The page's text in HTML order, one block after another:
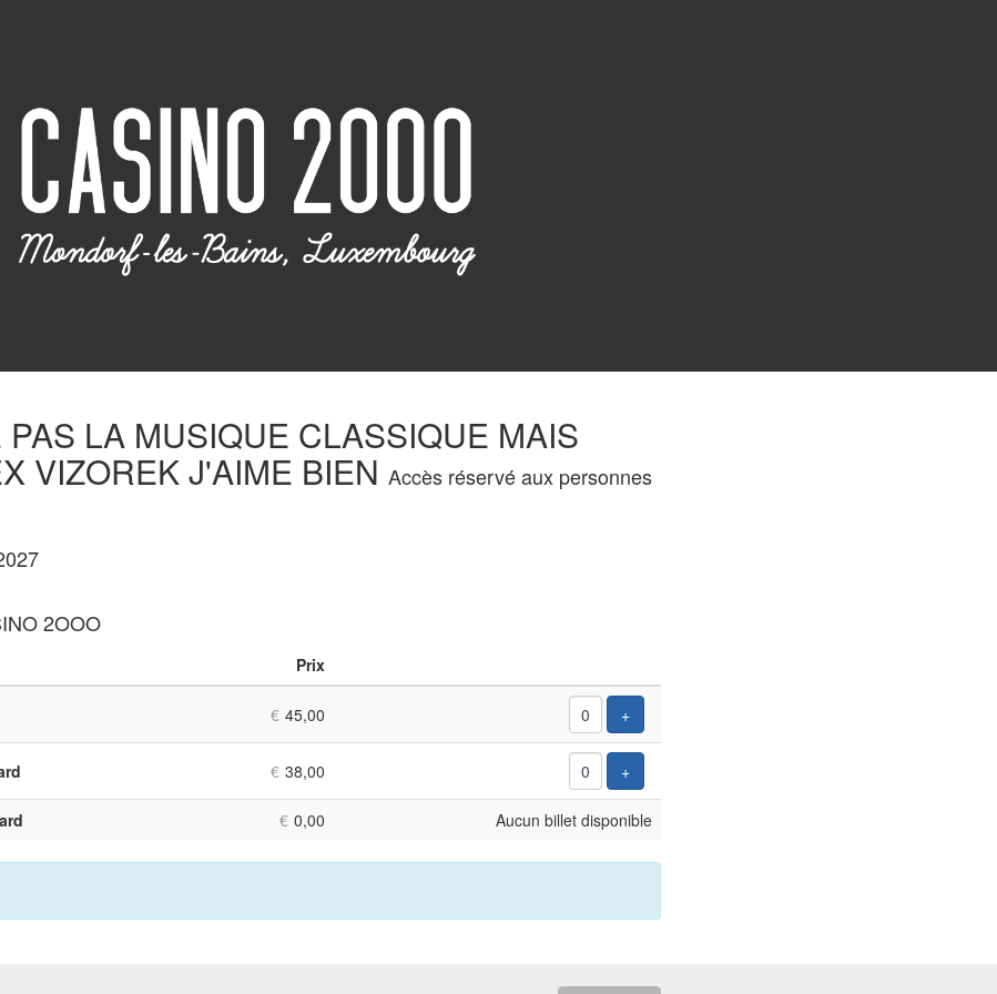
LA MUSIQUE CLASSIQUE MAIS
VIZOREK J'AIME BIEN Accès réservé aux personnes
2OOO
Prix
€ 45,00 +Ajouter un billet
€ 38,00 +Ajouter un billet
€ 0,00 Aucun billet disponible